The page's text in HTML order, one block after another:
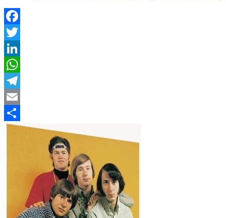
Facebook
Twitter
LinkedIn
WhatsApp
Telegram
Email
Compartir